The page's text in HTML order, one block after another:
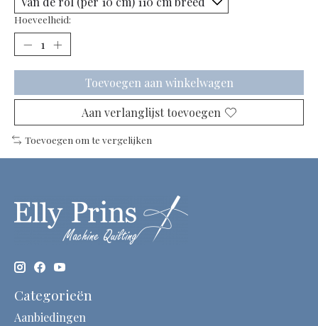
Hoeveelheid:
Toevoegen aan winkelwagen
Aan verlanglijst toevoegen
Toevoegen om te vergelijken
Categorieën
Aanbiedingen